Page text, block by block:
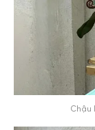
Chậu